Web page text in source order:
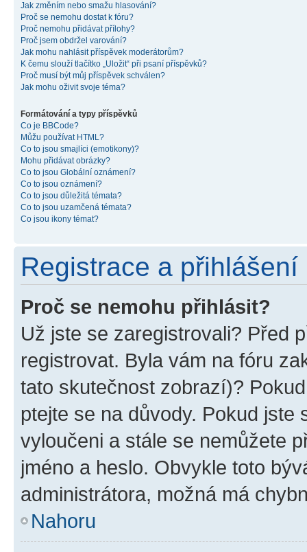
Jak změním nebo smažu hlasování?
Proč se nemohu dostat k fóru?
Proč nemohu přidávat přílohy?
Proč jsem obdržel varování?
Jak mohu nahlásit příspěvek moderátorům?
K čemu slouží tlačítko „Uložit“ při psaní příspěvků?
Proč musí být můj příspěvek schválen?
Jak mohu oživit svoje téma?
Formátování a typy příspěvků
Co je BBCode?
Můžu používat HTML?
Co to jsou smajlíci (emotikony)?
Mohu přidávat obrázky?
Co to jsou Globální oznámení?
Co to jsou oznámení?
Co to jsou důležitá témata?
Co to jsou uzamčená témata?
Co jsou ikony témat?
Registrace a přihlášení
Proč se nemohu přihlásit?
Už jste se zaregistrovali? Před
registrovat. Byla vám na fóru
tato skutečnost zobrazí)?
ptejte se na důvody. Pokud jste
vyloučeni a stále se nemůžete
jméno a heslo. Obvykle toto
administrátora, možná má
Nahoru